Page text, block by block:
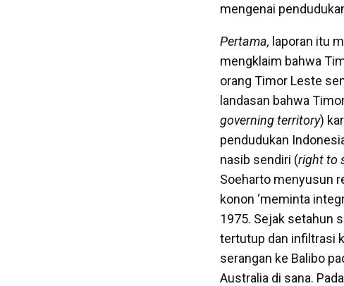
mengenai
Pertama, laporan itu
mengklaim bahwa
orang Timor Leste
landasan bahwa
governing territory)
pendudukan
nasib sendiri (right to
Soeharto menyusun
konon ‘meminta
1975. Sejak setahun
tertutup dan infiltrasi
serangan ke Balibo
Australia di sana.